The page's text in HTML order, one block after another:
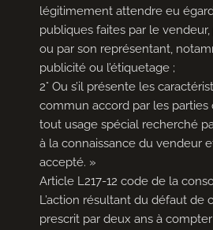
légitimement attendre eu
publiques faites par le
ou par son représentant,
publicité ou l’étiquetage ;
2° Ou s’il présente les
commun accord par les parties
tout usage spécial recherché
à la connaissance du vendeur
accepté. »
Article L217-12 code de la
L’action résultant du défaut de
prescrit par deux ans à